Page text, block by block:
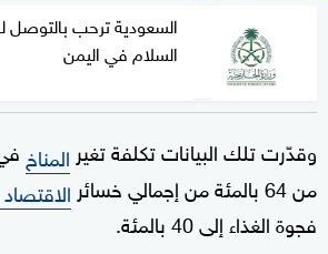
السعودية ترحب بالتوصل
السلام في اليمن
وقدّرت تلك البيانات تكلفة تغير المناخ
من 64 بالمئة من إجمالي خسائر
فجوة الغذاء إلى 40 بالمئة.